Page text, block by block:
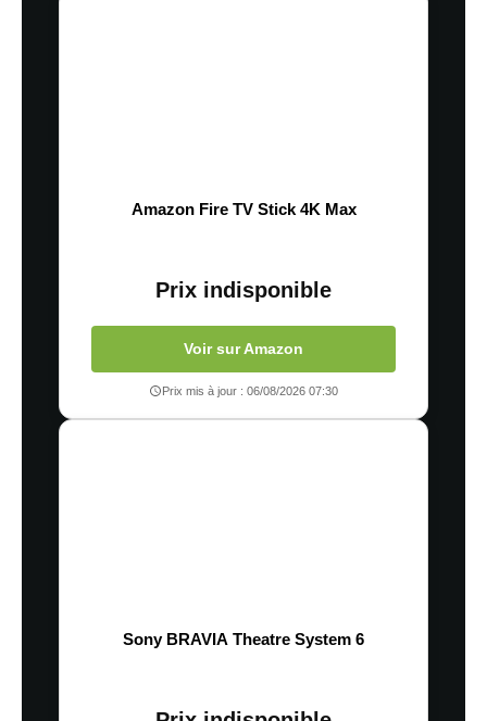
Amazon Fire TV Stick 4K Max
Prix indisponible
Voir sur Amazon
Prix mis à jour : 06/08/2026 07:30
Sony BRAVIA Theatre System 6